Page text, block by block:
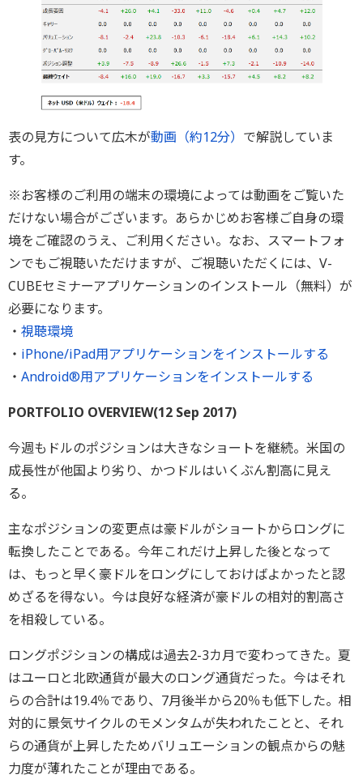
表の見方について広木が動画（約12分） で解説していま
す。
※お客様のご利用の端末の環境によっては動画をご覧いた
だけない場合がございます。あらかじめお客様ご自身の環
境をご確認のうえ、ご利用ください。なお、スマートフォ
ンでもご視聴いただけますが、ご視聴いただくには、V-
CUBEセミナーアプリケーションのインストール（無料）が
必要になります。
・ 視聴環境
・ iPhone/iPad用アプリケーションをインストールする
・ Android®用アプリケーションをインストールする
PORTFOLIO OVERVIEW(12 Sep 2017)
今週もドルのポジションは大きなショートを継続。米国の
成長性が他国より劣り、かつドルはいくぶん割高に見え
る。
主なポジションの変更点は豪ドルがショートからロングに
転換したことである。今年これだけ上昇した後となって
は、もっと早く豪ドルをロングにしておけばよかったと認
めざるを得ない。今は良好な経済が豪ドルの相対的割高さ
を相殺している。
ロングポジションの構成は過去2-3カ月で変わってきた。夏
はユーロと北欧通貨が最大のロング通貨だった。今はそれ
らの合計は19.4％であり、7月後半から20％も低下した。相
対的に景気サイクルのモメンタムが失われたことと、それ
らの通貨が上昇したためバリュエーションの観点からの魅
力度が薄れたことが理由である。